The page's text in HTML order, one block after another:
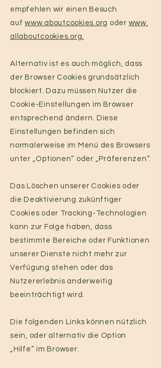
empfehlen wir einen Besuch
auf www.aboutcookies.org oder www.
allaboutcookies.org.
Alternativ ist es auch möglich, dass
der Browser Cookies grundsätzlich
blockiert. Dazu müssen Nutzer die
Cookie-Einstellungen im Browser
entsprechend ändern. Diese
Einstellungen befinden sich
normalerweise im Menü des Browsers
unter „Optionen“ oder „Präferenzen“.
Das Löschen unserer Cookies oder
die Deaktivierung zukünftiger
Cookies oder Tracking-Technologien
kann zur Folge haben, dass
bestimmte Bereiche oder Funktionen
unserer Dienste nicht mehr zur
Verfügung stehen oder das
Nutzererlebnis anderweitig
beeinträchtigt wird.
Die folgenden Links können nützlich
sein, oder alternativ die Option
„Hilfe“ im Browser.